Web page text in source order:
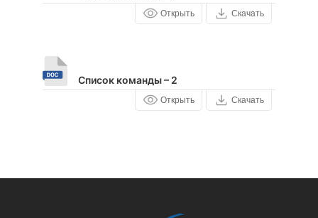
Открыть Скачать
Список команды – 2
Открыть Скачать